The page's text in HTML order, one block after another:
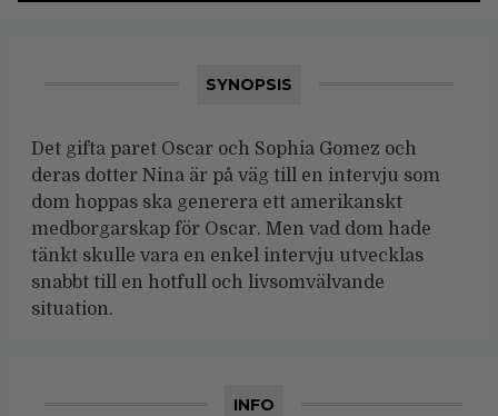
SYNOPSIS
Det gifta paret Oscar och Sophia Gomez och
deras dotter Nina är på väg till en intervju som
dom hoppas ska generera ett amerikanskt
medborgarskap för Oscar. Men vad dom hade
tänkt skulle vara en enkel intervju utvecklas
snabbt till en hotfull och livsomvälvande
situation.
INFO